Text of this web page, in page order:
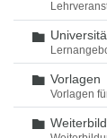
Ordner
Ordner
Vorlagen
Vorlagen
Ordner